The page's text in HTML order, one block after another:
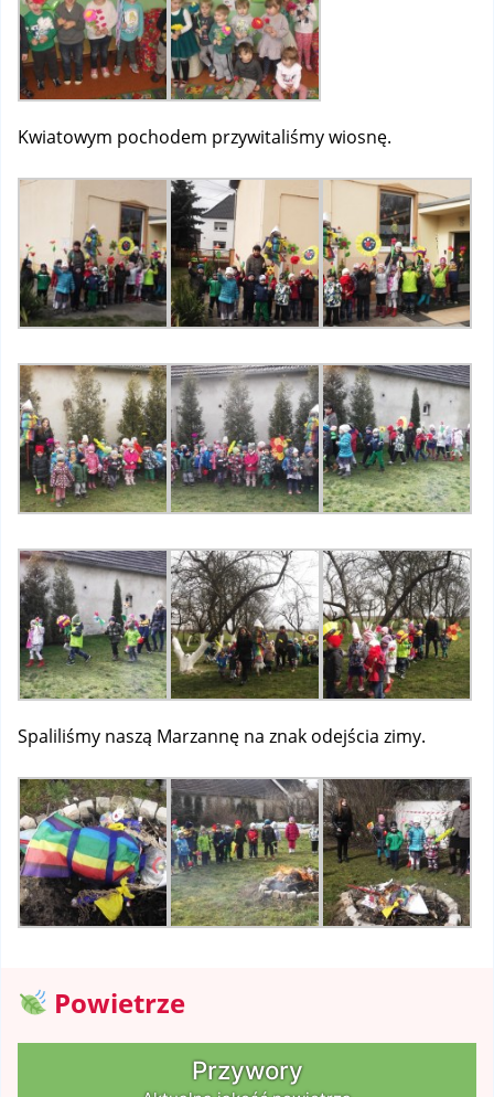
Kwiatowym pochodem przywitaliśmy wiosnę.
Spaliliśmy naszą Marzannę na znak odejścia zimy.
Powietrze